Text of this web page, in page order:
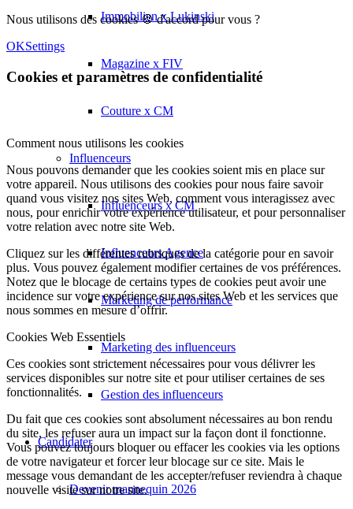
Immobilien x Lukinski
Magazine x FIV
Couture x CM
Influenceurs
Influenceurs x CM
Influenceurs Agence
Marketing de performance
Marketing des influenceurs
Gestion des influenceurs
Candidater
Devenir mannequin 2026
Nous utilisons des cookies 🍪 d'accord pour vous ?
OKSettings
Cookies et paramètres de confidentialité
Comment nous utilisons les cookies
Nous pouvons demander que les cookies soient mis en place sur
votre appareil. Nous utilisons des cookies pour nous faire savoir
quand vous visitez nos sites Web, comment vous interagissez avec
nous, pour enrichir votre expérience utilisateur, et pour personnaliser
votre relation avec notre site Web.
Cliquez sur les différentes rubriques de la catégorie pour en savoir
plus. Vous pouvez également modifier certaines de vos préférences.
Notez que le blocage de certains types de cookies peut avoir une
incidence sur votre expérience sur nos sites Web et les services que
nous sommes en mesure d’offrir.
Cookies Web Essentiels
Ces cookies sont strictement nécessaires pour vous délivrer les
services disponibles sur notre site et pour utiliser certaines de ses
fonctionnalités.
Du fait que ces cookies sont absolument nécessaires au bon rendu
du site, les refuser aura un impact sur la façon dont il fonctionne.
Vous pouvez toujours bloquer ou effacer les cookies via les options
de votre navigateur et forcer leur blocage sur ce site. Mais le
message vous demandant de les accepter/refuser reviendra à chaque
nouvelle visite sur notre site.